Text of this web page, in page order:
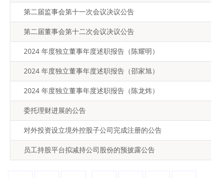
第二届监事会第十一次会议决议公告
第二届董事会第十二次会议决议公告
2024 年度独立董事年度述职报告（陈耀明）
2024 年度独立董事年度述职报告（邵家旭）
2024 年度独立董事年度述职报告（陈龙炜）
委托理财进展的公告
对外投资设立境外控股子公司完成注册的公告
员工持股平台拟减持公司股份的预披露公告